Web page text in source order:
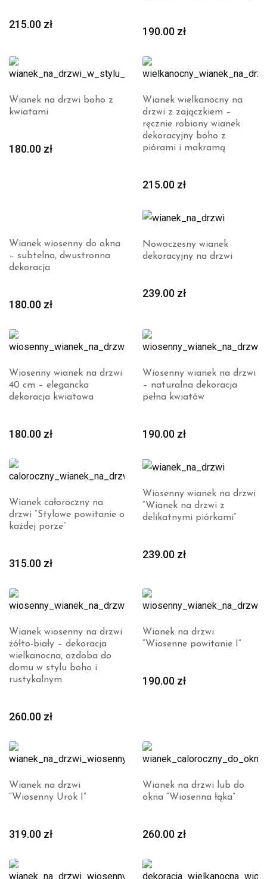
215.00 zł
190.00 zł
Wianek na drzwi boho z
kwiatami
180.00 zł
Wianek wielkanocny na
drzwi z zajączkiem –
ręcznie robiony wianek
dekoracyjny boho z
piórami i makramą
215.00 zł
Wianek wiosenny do okna
– subtelna, dwustronna
dekoracja
180.00 zł
Nowoczesny wianek
dekoracyjny na drzwi
239.00 zł
Wiosenny wianek na drzwi
40 cm – elegancka
dekoracja kwiatowa
180.00 zł
Wiosenny wianek na drzwi
– naturalna dekoracja
pełna kwiatów
190.00 zł
Wianek całoroczny na
drzwi “Stylowe powitanie o
każdej porze”
315.00 zł
Wiosenny wianek na drzwi
“Wianek na drzwi z
delikatnymi piórkami”
239.00 zł
Wianek wiosenny na drzwi
żółto-biały – dekoracja
wielkanocna, ozdoba do
domu w stylu boho i
rustykalnym
260.00 zł
Wianek na drzwi
“Wiosenne powitanie I”
190.00 zł
Wianek na drzwi
“Wiosenny Urok I”
319.00 zł
Wianek na drzwi lub do
okna “Wiosenna łąka”
260.00 zł